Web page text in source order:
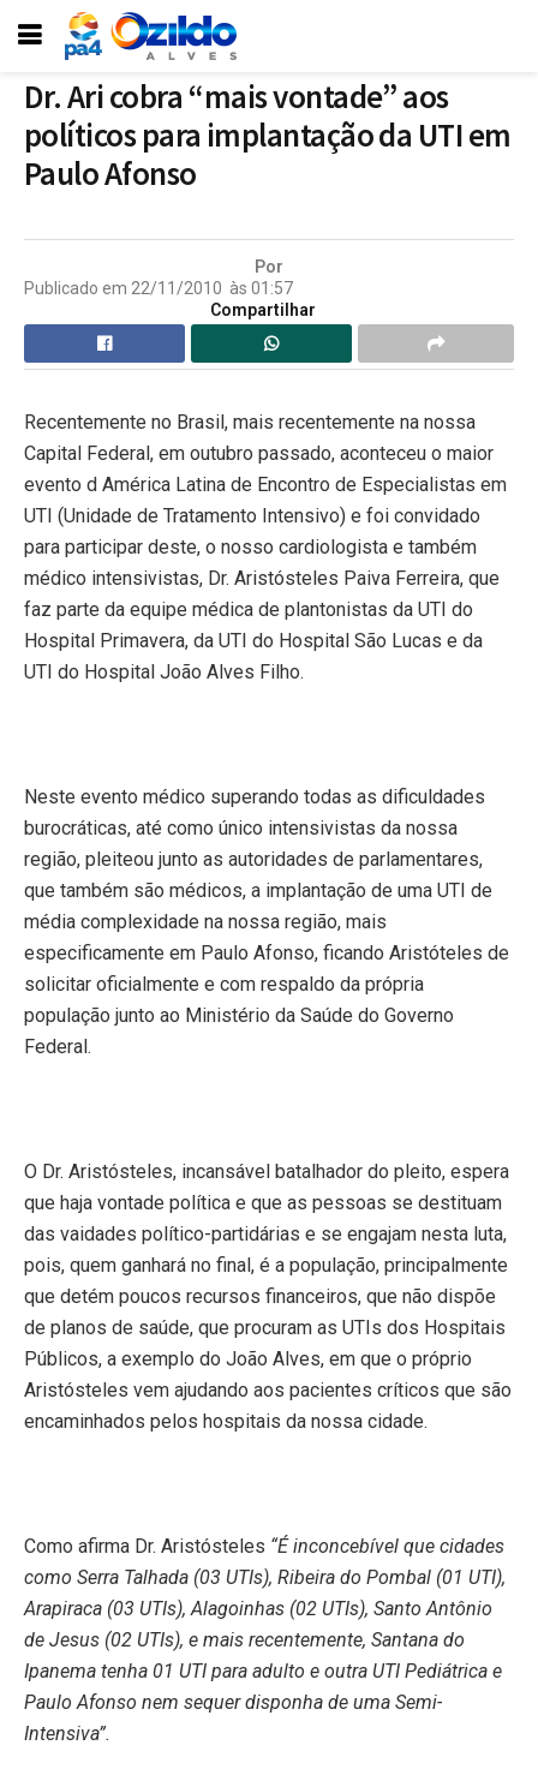
Dr. Ari cobra “mais vontade” aos
políticos para implantação da UTI em
Paulo Afonso
Por
Publicado em 22/11/2010 às 01:57
Compartilhar
Recentemente no Brasil, mais recentemente na nossa
Capital Federal, em outubro passado, aconteceu o maior
evento d América Latina de Encontro de Especialistas em
UTI (Unidade de Tratamento Intensivo) e foi convidado
para participar deste, o nosso cardiologista e também
médico intensivistas, Dr. Aristósteles Paiva Ferreira, que
faz parte da equipe médica de plantonistas da UTI do
Hospital Primavera, da UTI do Hospital São Lucas e da
UTI do Hospital João Alves Filho.
Neste evento médico superando todas as dificuldades
burocráticas, até como único intensivistas da nossa
região, pleiteou junto as autoridades de parlamentares,
que também são médicos, a implantação de uma UTI de
média complexidade na nossa região, mais
especificamente em Paulo Afonso, ficando Aristóteles de
solicitar oficialmente e com respaldo da própria
população junto ao Ministério da Saúde do Governo
Federal.
O Dr. Aristósteles, incansável batalhador do pleito, espera
que haja vontade política e que as pessoas se destituam
das vaidades político-partidárias e se engajam nesta luta,
pois, quem ganhará no final, é a população, principalmente
que detém poucos recursos financeiros, que não dispõe
de planos de saúde, que procuram as UTIs dos Hospitais
Públicos, a exemplo do João Alves, em que o próprio
Aristósteles vem ajudando aos pacientes críticos que são
encaminhados pelos hospitais da nossa cidade.
Como afirma Dr. Aristósteles “É inconcebível que cidades
como Serra Talhada (03 UTIs), Ribeira do Pombal (01 UTI),
Arapiraca (03 UTIs), Alagoinhas (02 UTIs), Santo Antônio
de Jesus (02 UTIs), e mais recentemente, Santana do
Ipanema tenha 01 UTI para adulto e outra UTI Pediátrica e
Paulo Afonso nem sequer disponha de uma Semi-
Intensiva”.